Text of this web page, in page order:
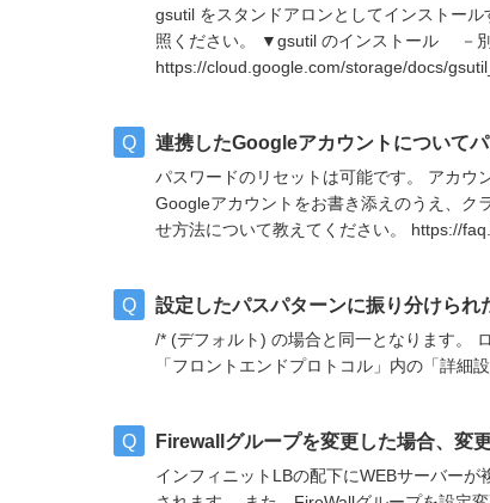
gsutil をスタンドアロンとしてインストー
照ください。 ▼gsutil のインストール －
https://cloud.google.com/storage/docs/
連携したGoogleアカウントについて
パスワードのリセットは可能です。 アカウ
Googleアカウントをお書き添えのうえ、
せ方法について教えてください。 https://
設定したパスパターンに振り分けられ
/* (デフォルト) の場合と同一となります。
「フロントエンドプロトコル」内の「詳細
Firewallグループを変更した場合、変
インフィニットLBの配下にWEBサーバー